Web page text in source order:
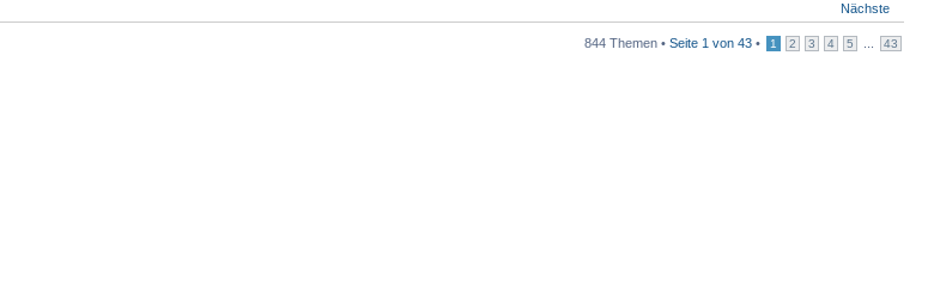
Nächste
844 Themen • Seite 1 von 43 • 1 2 3 4 5 ... 43